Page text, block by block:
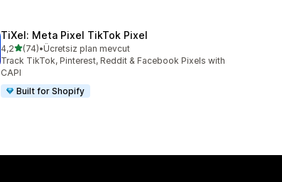
TiXel: Meta Pixel TikTok Pixel
4,25 yıldız üzerinden
(74)
toplam 74 değerlendirme
•Ücretsiz plan mevcut
Track TikTok, Pinterest, Reddit & Facebook Pixels with
CAPI
Built for Shopify